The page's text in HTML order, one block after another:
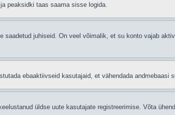
peaksidki taas saama sisse logida.
saadetud juhiseid. On veel võimalik, et su konto vajab
ebaaktiivseid kasutajaid, et vähendada andmebaasi
üldse uute kasutajate registreerimise. Võta